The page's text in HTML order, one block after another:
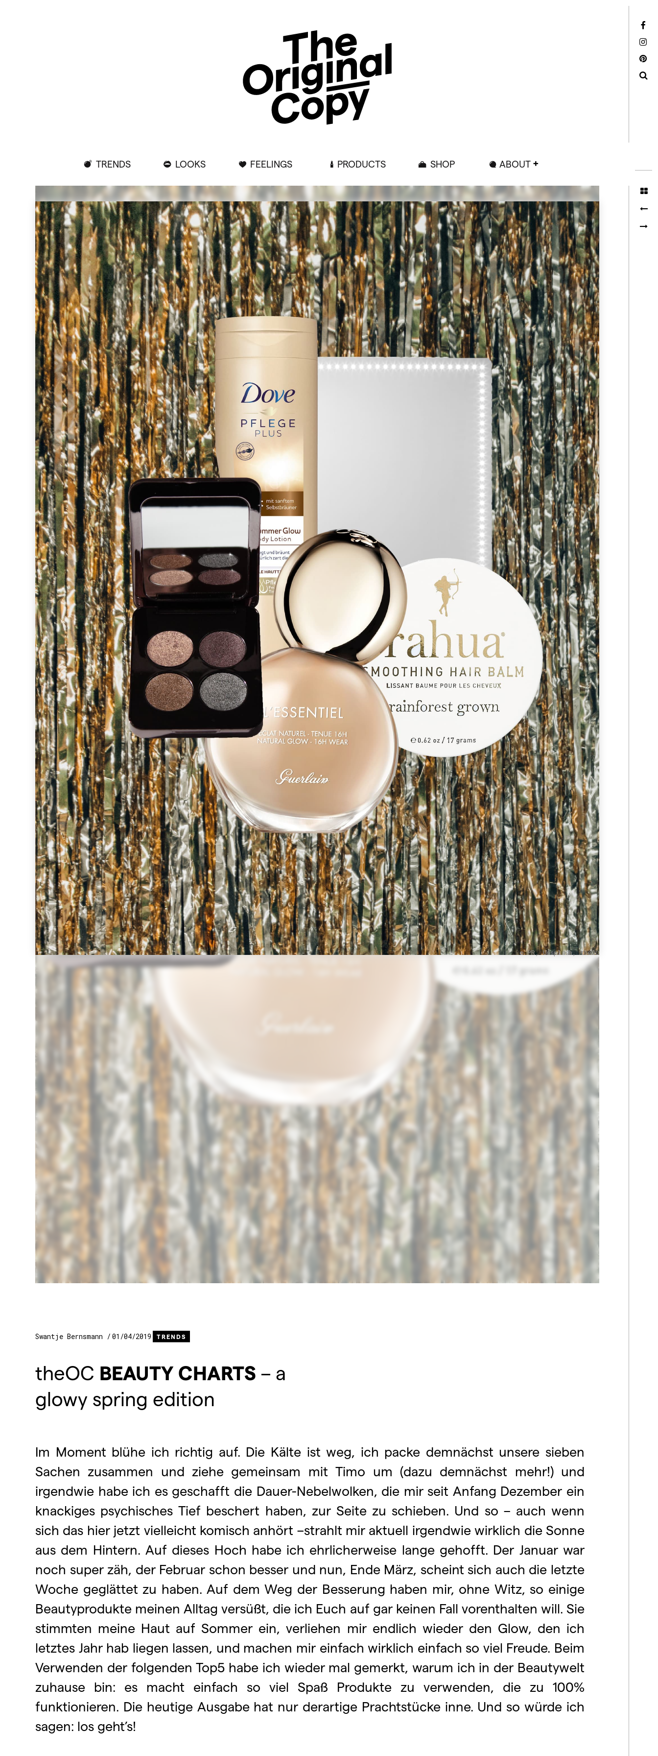
TRENDS LOOKS FEELINGS PRODUCTS SHOP ABOUT
© PR, Unsplash, theOC
Swantje Bernsmann 01/04/2019 TRENDS
theOC BEAUTY CHARTS – a
glowy spring edition
Im Moment blühe ich richtig auf. Die Kälte ist weg, ich packe demnächst unsere sieben
Sachen zusammen und ziehe gemeinsam mit Timo um (dazu demnächst mehr!) und
irgendwie habe ich es geschafft die Dauer-Nebelwolken, die mir seit Anfang Dezember ein
knackiges psychisches Tief beschert haben, zur Seite zu schieben. Und so – auch wenn
sich das hier jetzt vielleicht komisch anhört –strahlt mir aktuell irgendwie wirklich die Sonne
aus dem Hintern. Auf dieses Hoch habe ich ehrlicherweise lange gehofft. Der Januar war
noch super zäh, der Februar schon besser und nun, Ende März, scheint sich auch die letzte
Woche geglättet zu haben. Auf dem Weg der Besserung haben mir, ohne Witz, so einige
Beautyprodukte meinen Alltag versüßt, die ich Euch auf gar keinen Fall vorenthalten will. Sie
stimmten meine Haut auf Sommer ein, verliehen mir endlich wieder den Glow, den ich
letztes Jahr hab liegen lassen, und machen mir einfach wirklich einfach so viel Freude. Beim
Verwenden der folgenden Top5 habe ich wieder mal gemerkt, warum ich in der Beautywelt
zuhause bin: es macht einfach so viel Spaß Produkte zu verwenden, die zu 100%
funktionieren. Die heutige Ausgabe hat nur derartige Prachtstücke inne. Und so würde ich
sagen: los geht’s!